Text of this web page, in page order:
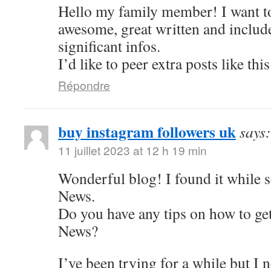
Hello my family member! I want
awesome, great written and
significant infos.
I’d like to peer extra posts like
Répondre
buy instagram followers uksays:
11 juillet 2023 at 12 h 19 min
Wonderful blog! I found it while
News.
Do you have any tips on how to
News?
I’ve been trying for a while but I